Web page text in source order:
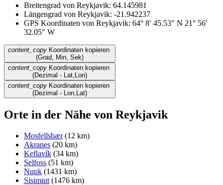
Breitengrad von Reykjavik: 64.145981
Längengrad von Reykjavik: -21.942237
GPS Koordinaten von Reykjavik: 64° 8′ 45.53″ N 21° 56′
32.05″ W
content_copy Koordinaten kopieren
(Grad, Min, Sek)
content_copy Koordinaten kopieren
(Dezimal - Lat,Lon)
content_copy Koordinaten kopieren
(Dezimal - Lon,Lat)
Orte in der Nähe von Reykjavik
Mosfellsbær(12 km)
Akranes (20 km)
Keflavík (34 km)
Selfoss (51 km)
Nuuk (1431 km)
Sisimiut (1476 km)